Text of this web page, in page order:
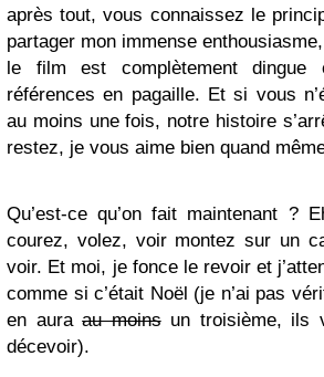
après tout, vous connaissez le
partager mon immense
le film est complètement
références en pagaille. Et si vous
au moins une fois, notre histoire
restez, je vous aime bien quand
Qu’est-ce qu’on fait maintenant ?
courez, volez, voir montez sur un
voir. Et moi, je fonce le revoir et
comme si c’était Noël (je n’ai pas
en auraau moinsun troisième, ils
décevoir).